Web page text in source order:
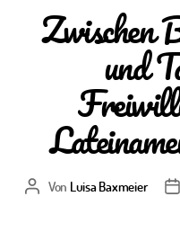
Zwischen
und
Beitragsautor
Von Luisa Baxmeier